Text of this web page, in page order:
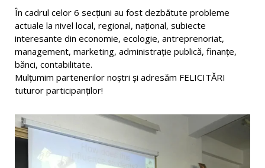
În cadrul celor 6 secțiuni au fost dezbătute probleme
actuale la nivel local, regional, național, subiecte
interesante din economie, ecologie, antreprenoriat,
management, marketing, administrație publică, finanțe,
bănci, contabilitate.
Mulțumim partenerilor noștri și adresăm FELICITĂRI
tuturor participanţilor!